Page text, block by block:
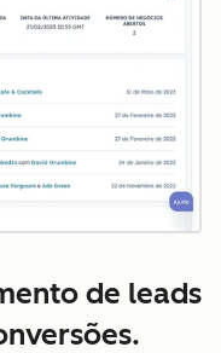
de leads